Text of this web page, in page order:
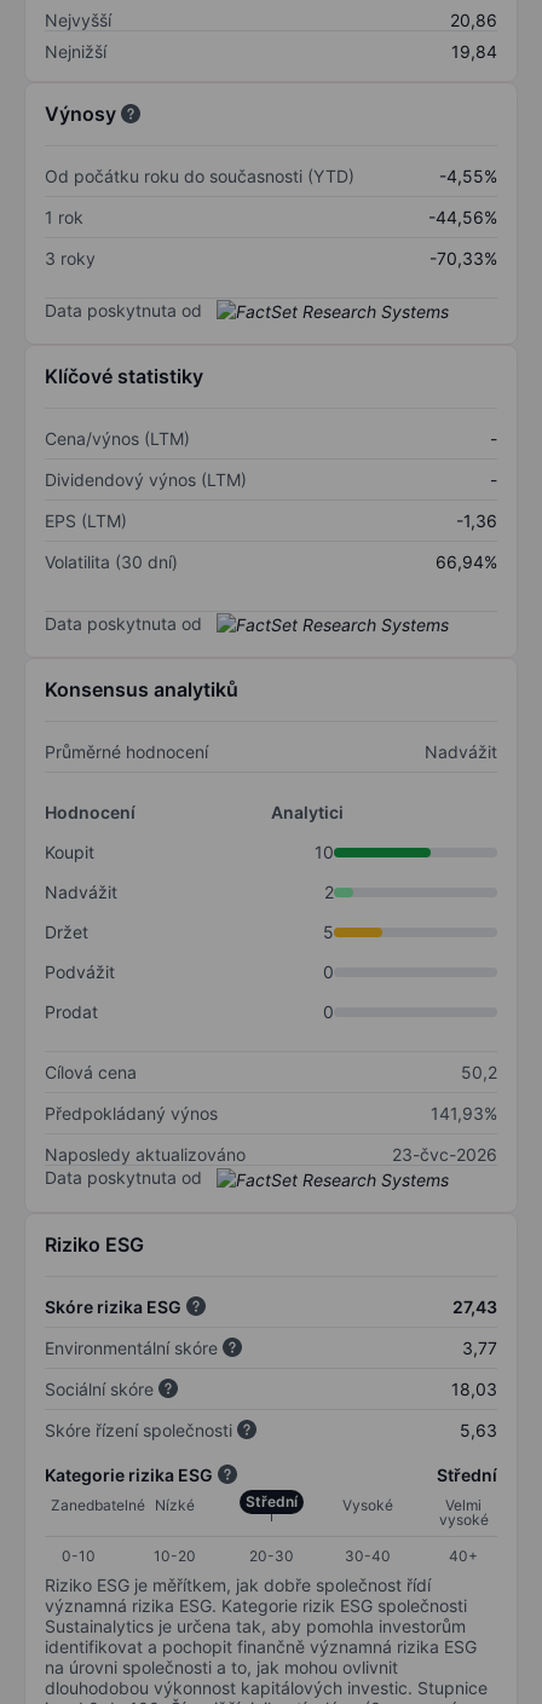
Nejvyšší
20,86
Nejnižší
19,84
Výnosy
Od počátku roku do současnosti (YTD)
-4,55%
1 rok
-44,56%
3 roky
-70,33%
Data poskytnuta od
Klíčové statistiky
Cena/výnos (LTM)
-
Dividendový výnos (LTM)
-
EPS (LTM)
-1,36
Volatilita (30 dní)
66,94%
Data poskytnuta od
Konsensus analytiků
Průměrné hodnocení Nadvážit
Hodnocení
Analytici
Koupit
10
Nadvážit
2
Držet
5
Podvážit
0
Prodat
0
Cílová cena
50,2
Předpokládaný výnos
141,93%
Naposledy aktualizováno
23-čvc-2026
Data poskytnuta od
Riziko ESG
Skóre rizika ESG
27,43
Environmentální skóre
3,77
Sociální skóre
18,03
Skóre řízení společnosti
5,63
Kategorie rizika ESG Střední
Zanedbatelné Nízké Střední Vysoké
Velmi
vysoké
0-10
10-20 20-30 30-40 40+
Riziko ESG je měřítkem, jak dobře společnost řídí
významná rizika ESG. Kategorie rizik ESG společnosti
Sustainalytics je určena tak, aby pomohla investorům
identifikovat a pochopit finančně významná rizika ESG
na úrovni společnosti a to, jak mohou ovlivnit
dlouhodobou výkonnost kapitálových investic. Stupnice